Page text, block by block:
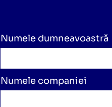
Numele dumneavoastră
Numele companiei